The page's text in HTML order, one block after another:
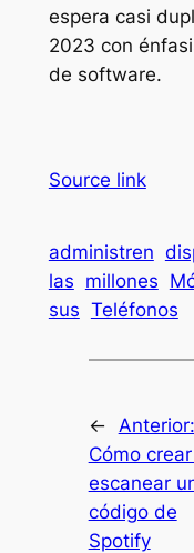
espera casi
2023 con
de software.
Source link
administren
las millones
sus Teléfonos
←
Anterior:
Cómo
escanear
código de
Spotify